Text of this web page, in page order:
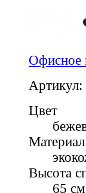
Офисное
Цвет
Высота
65 см